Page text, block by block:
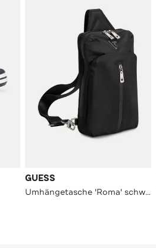
GUESS
Umhängetasche 'Roma' schwarz